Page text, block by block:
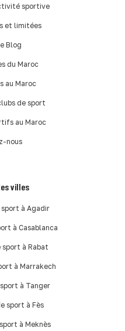
sportive
et limitées
Blog
du Maroc
au Maroc
de sport
au Maroc
nous
villes
à Agadir
à Casablanca
sport à Rabat
à Marrakech
à Tanger
sport à Fès
à Meknès